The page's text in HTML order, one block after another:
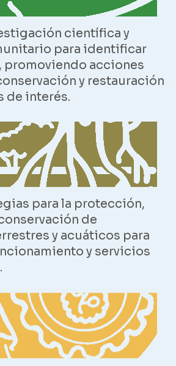
científica y
para identificar
promoviendo acciones
y restauración
de interés.
para la protección,
de
y acuáticos para
y servicios